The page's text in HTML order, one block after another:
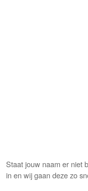
Staat jouw naam er niet
in en wij gaan deze zo